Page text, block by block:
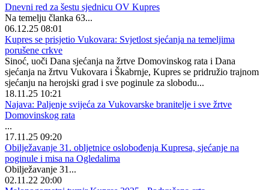
Dnevni red za šestu sjednicu OV Kupres
Na temelju članka 63...
06.12.25 08:01
Kupres se prisjetio Vukovara: Svjetlost sjećanja na temeljima
porušene crkve
Sinoć, uoči Dana sjećanja na žrtve Domovinskog rata i Dana
sjećanja na žrtvu Vukovara i Škabrnje, Kupres se pridružio trajnom
sjećanju na herojski grad i sve poginule za slobodu...
18.11.25 10:21
Najava: Paljenje svijeća za Vukovarske branitelje i sve žrtve
Domovinskog rata
...
17.11.25 09:20
Obilježavanje 31. obljetnice oslobođenja Kupresa, sjećanje na
poginule i misa na Ogledalima
Obilježavanje 31...
02.11.22 20:00